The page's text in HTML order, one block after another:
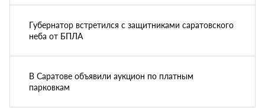
Губернатор встретился с защитниками саратовского
неба от БПЛА
В Саратове объявили аукцион по платным
парковкам